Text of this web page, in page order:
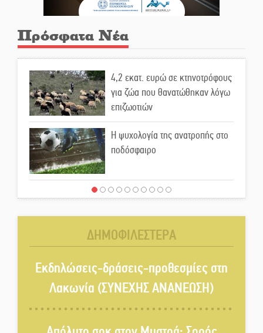
Πρόσφατα Νέα
4,2 εκατ. ευρώ σε κτηνοτρόφους
για ζώα που θανατώθηκαν λόγω
επιζωοτιών
Η ψυχολογία της ανατροπής στο
ποδόσφαιρο
Ένα «ταξίδι» τέχνης και
Τα Λαγκάδια κρατούν ζωντανή
την τέχνη της πέτρας
Στους ρυθμούς της Ελεωνόρας
Ζουγανέλη το Σαϊνοπούλειο
ΔΗΜΟΦΙΛΕΣΤΕΡΑ
Εκδηλώσεις-δράσεις-προθεσμίες στη
Λακωνία (ΣΥΝΕΧΗΣ ΑΝΑΝΕΩΣΗ)